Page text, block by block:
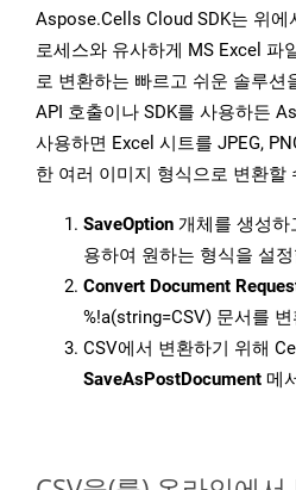
Aspose.Cells Cloud SDK는 위에
로세스와 유사하게 MS Excel 파
로 변환하는 빠르고 쉬운 솔루션
API 호출이나 SDK를 사용하든
사용하면 Excel 시트를 JPEG,
한 여러 이미지 형식으로 변환할
SaveOption 개체를 생성하
용하여 원하는 형식을 설
Convert Document
%!a(string=CSV) 문서를
CSV에서 변환하기 위해
SaveAsPostDocument 메